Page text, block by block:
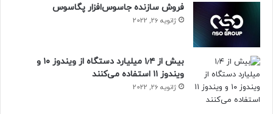
فروش سازنده جاسوس‌افزار پگاسوس
ژانویه 26, 2022
بیش از ۱٫۴ میلیارد دستگاه از ویندوز ۱۰ و
ویندوز ۱۱ استفاده می‌کنند
ژانویه 26, 2022